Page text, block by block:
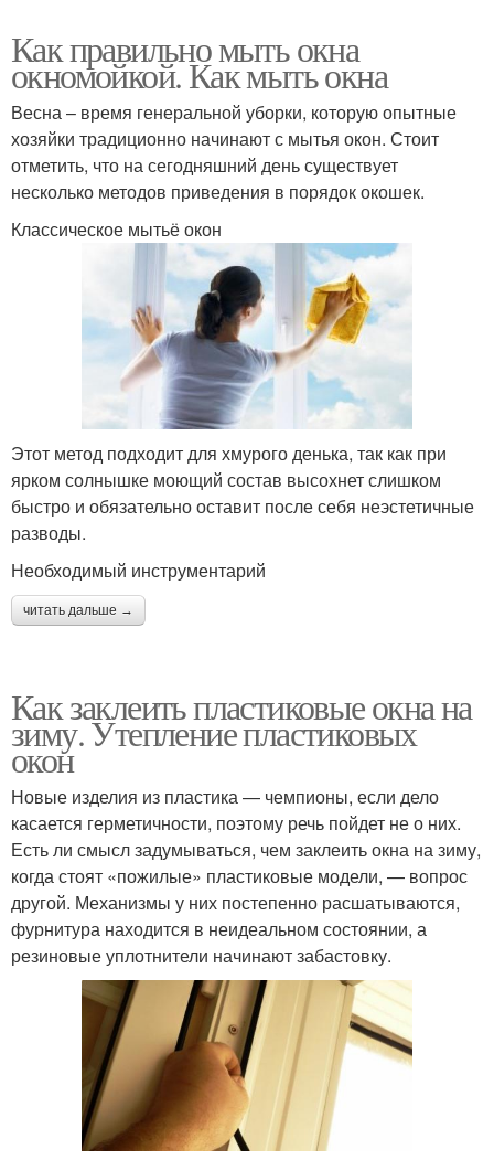
Как правильно мыть окна
окномойкой. Как мыть окна
Весна – время генеральной уборки, которую опытные
хозяйки традиционно начинают с мытья окон. Стоит
отметить, что на сегодняшний день существует
несколько методов приведения в порядок окошек.
Классическое мытьё окон
Этот метод подходит для хмурого денька, так как при
ярком солнышке моющий состав высохнет слишком
быстро и обязательно оставит после себя неэстетичные
разводы.
Необходимый инструментарий
читать дальше →
Как заклеить пластиковые окна на
зиму. Утепление пластиковых
окон
Новые изделия из пластика — чемпионы, если дело
касается герметичности, поэтому речь пойдет не о них.
Есть ли смысл задумываться, чем заклеить окна на зиму,
когда стоят «пожилые» пластиковые модели, — вопрос
другой. Механизмы у них постепенно расшатываются,
фурнитура находится в неидеальном состоянии, а
резиновые уплотнители начинают забастовку.